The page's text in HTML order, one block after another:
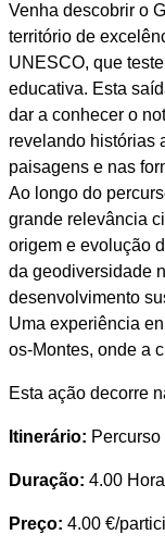
Venha descobrir o
território de
UNESCO, que
educativa. Esta
dar a conhecer o
revelando histórias
paisagens e nas
Ao longo do
grande relevância
origem e evolução
da geodiversidade
desenvolvimento
Uma experiência
os-Montes, onde a
Esta ação decorre
Itinerário:
Duração: 4.00
Preço: 4.00 €/